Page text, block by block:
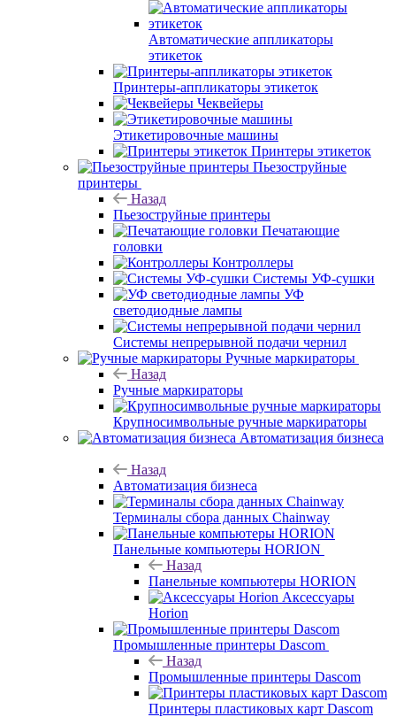
Автоматические аппликаторы
этикеток
Принтеры-аппликаторы этикеток
Чеквейеры
Этикетировочные машины
Принтеры этикеток
Пьезоструйные
принтеры
Назад
Пьезоструйные принтеры
Печатающие
головки
Контроллеры
Системы УФ-сушки
УФ
светодиодные лампы
Системы непрерывной подачи чернил
Ручные маркираторы
Назад
Ручные маркираторы
Крупносимвольные ручные маркираторы
Автоматизация бизнеса
Назад
Автоматизация бизнеса
Терминалы сбора данных Chainway
Панельные компьютеры HORION
Назад
Панельные компьютеры HORION
Аксессуары
Horion
Промышленные принтеры Dascom
Назад
Промышленные принтеры Dascom
Принтеры пластиковых карт Dascom